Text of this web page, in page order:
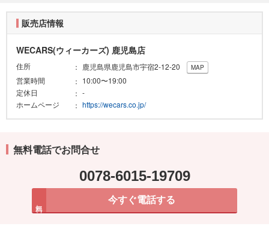
販売店情報
WECARS(ウィーカーズ) 鹿児島店
住所 鹿児島県鹿児島市宇宿2-12-20 MAP
営業時間
10:00〜19:00
定休日
-
ホームページ
https://wecars.co.jp/
無料電話でお問合せ
0078-6015-19709
今すぐ電話する